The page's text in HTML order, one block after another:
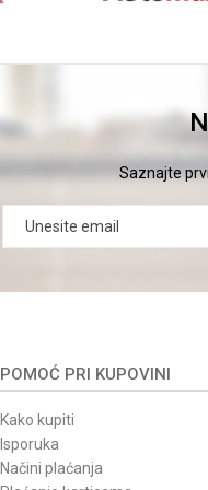
Saznajte
POMOĆ PRI KUPOVINI
Kako kupiti
Isporuka
Načini plaćanja